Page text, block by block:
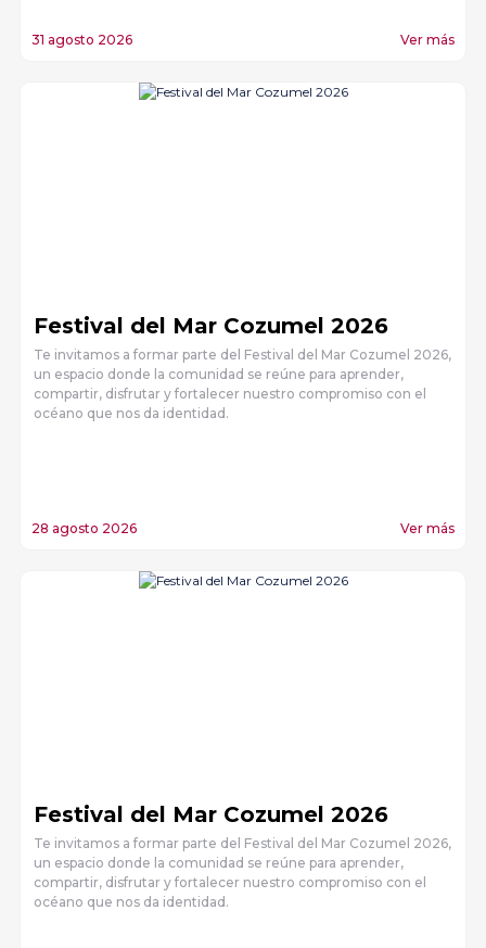
31 agosto 2026 Ver más
Festival del Mar Cozumel 2026
Te invitamos a formar parte del Festival del Mar Cozumel 2026,
un espacio donde la comunidad se reúne para aprender,
compartir, disfrutar y fortalecer nuestro compromiso con el
océano que nos da identidad.
28 agosto 2026 Ver más
Festival del Mar Cozumel 2026
Te invitamos a formar parte del Festival del Mar Cozumel 2026,
un espacio donde la comunidad se reúne para aprender,
compartir, disfrutar y fortalecer nuestro compromiso con el
océano que nos da identidad.